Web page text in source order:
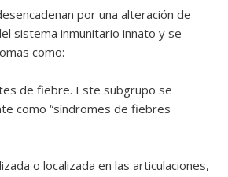
por una alteración de
sistema inmunitario innato y se
como:
de fiebre. Este subgrupo se
como “síndromes de fiebres
o localizada en las articulaciones,